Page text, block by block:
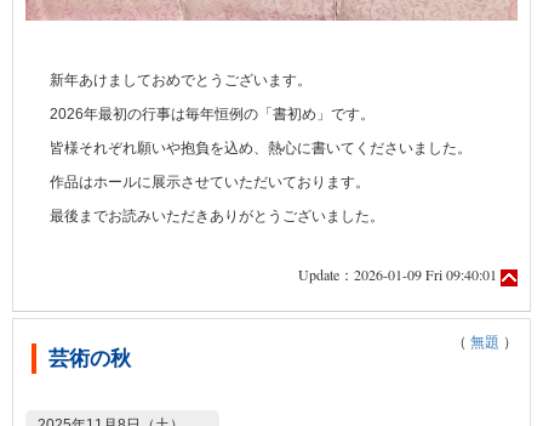
新年あけましておめでとうございます。
2026年最初の行事は毎年恒例の「書初め」です。
皆様それぞれ願いや抱負を込め、熱心に書いてくださいました。
作品はホールに展示させていただいております。
最後までお読みいただきありがとうございました。
Update：2026-01-09 Fri 09:40:01
芸術の秋
（ 無題 ）